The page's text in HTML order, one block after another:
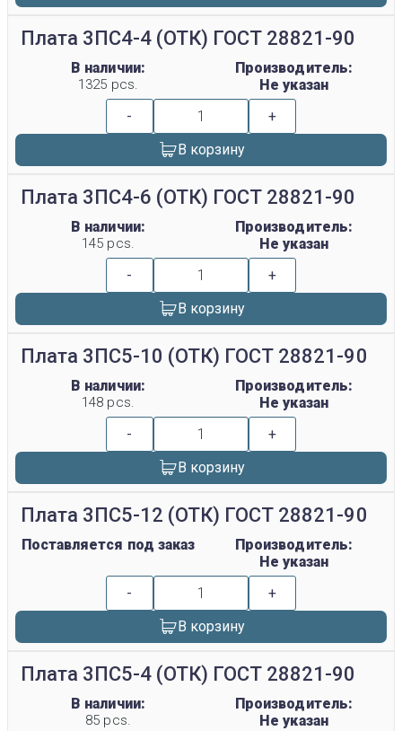
Плата 3ПС4-4 (ОТК) ГОСТ 28821-90
В наличии:
1325 pcs.
Производитель:
Не указан
-
+
В корзину
Плата 3ПС4-6 (ОТК) ГОСТ 28821-90
В наличии:
145 pcs.
Производитель:
Не указан
-
+
В корзину
Плата 3ПС5-10 (ОТК) ГОСТ 28821-90
В наличии:
148 pcs.
Производитель:
Не указан
-
+
В корзину
Плата 3ПС5-12 (ОТК) ГОСТ 28821-90
Поставляется под заказ
Производитель:
Не указан
-
+
В корзину
Плата 3ПС5-4 (ОТК) ГОСТ 28821-90
В наличии:
85 pcs.
Производитель:
Не указан